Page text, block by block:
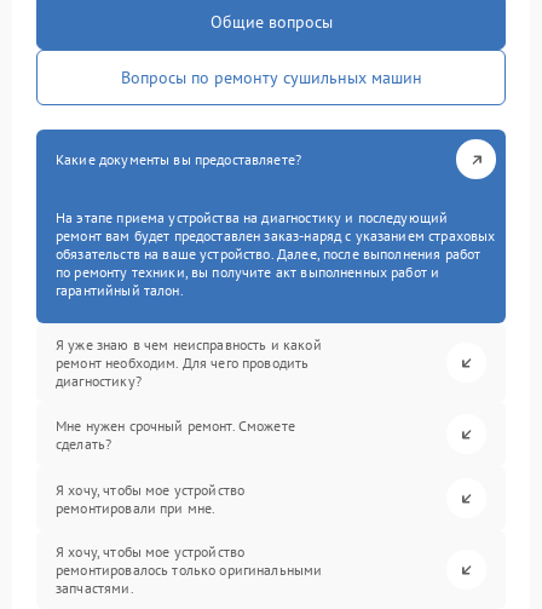
Общие вопросы
Вопросы по ремонту сушильных машин
Какие документы вы предоставляете?
На этапе приема устройства на диагностику и последующий
ремонт вам будет предоставлен заказ-наряд с указанием страховых
обязательств на ваше устройство. Далее, после выполнения работ
по ремонту техники, вы получите акт выполненных работ и
гарантийный талон.
Я уже знаю в чем неисправность и какой
ремонт необходим. Для чего проводить
диагностику?
Мне нужен срочный ремонт. Сможете
сделать?
Я хочу, чтобы мое устройство
ремонтировали при мне.
Я хочу, чтобы мое устройство
ремонтировалось только оригинальными
запчастями.